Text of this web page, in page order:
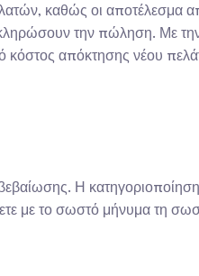
καθώς οι αποτέλεσμα
την πώληση. Με
απόκτησης νέου
Η
με το σωστό μήνυμα τη